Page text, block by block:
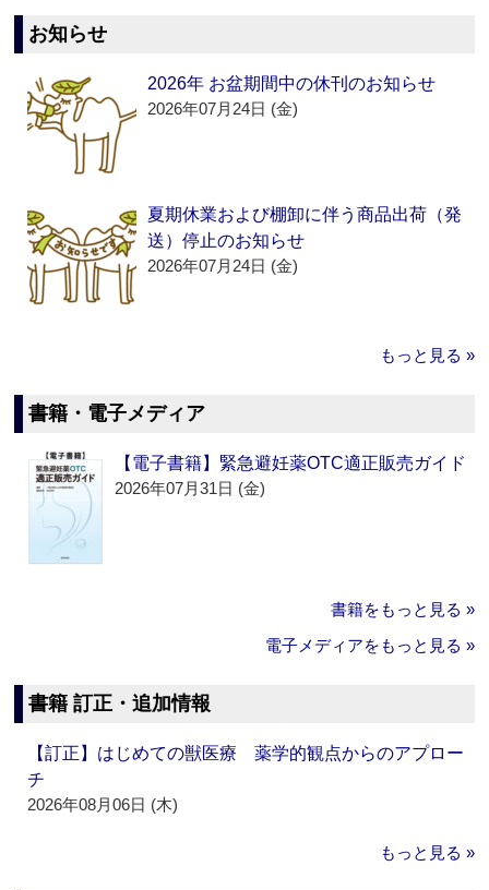
お知らせ
2026年 お盆期間中の休刊のお知らせ
2026年07月24日 (金)
夏期休業および棚卸に伴う商品出荷（発
送）停止のお知らせ
2026年07月24日 (金)
もっと見る »
書籍・電子メディア
【電子書籍】緊急避妊薬OTC適正販売ガイド
2026年07月31日 (金)
書籍をもっと見る »
電子メディアをもっと見る »
書籍 訂正・追加情報
【訂正】はじめての獣医療 薬学的観点からのアプロー
チ
2026年08月06日 (木)
もっと見る »